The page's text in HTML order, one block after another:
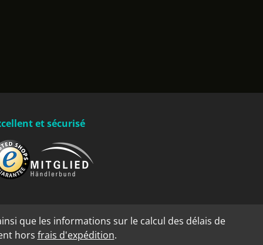
et sécurisé
que les informations sur le calcul des délais de
hors frais d'expédition.